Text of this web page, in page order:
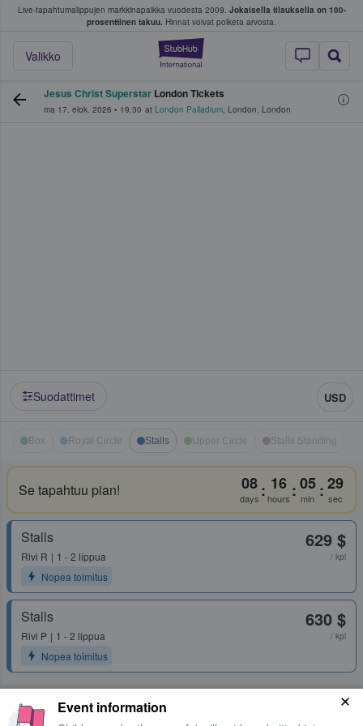
Live-tapahtumalippujen markkinapaikka vuodesta 2009. Jokaisella tilauksella on 100-
prosenttinen takuu. Hinnat voivat poiketa arvosta.
StubHub -
Valikko
fanit ostavat ja myyvät lippuja
Jesus Christ Superstar London Tickets
ma 17. elok. 2026 • 19.30 at London Palladium, London, London
Suodattimet USD
Box Royal Circle Stalls Upper Circle Stalls Standing
Se tapahtuu pian! 08
days : 16
hours :05
min :29
sec
Stalls
Rivi R
1 - 2 lippua
Nopea toimitus
629 $
/ kpl
Stalls
Rivi P
1 - 2 lippua
Nopea toimitus
630 $
/ kpl
Event information